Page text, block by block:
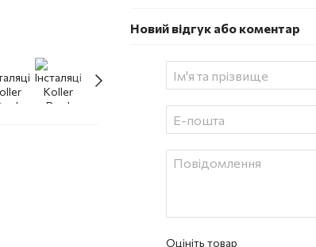
Новий відгук або коментар
Оцініть товар